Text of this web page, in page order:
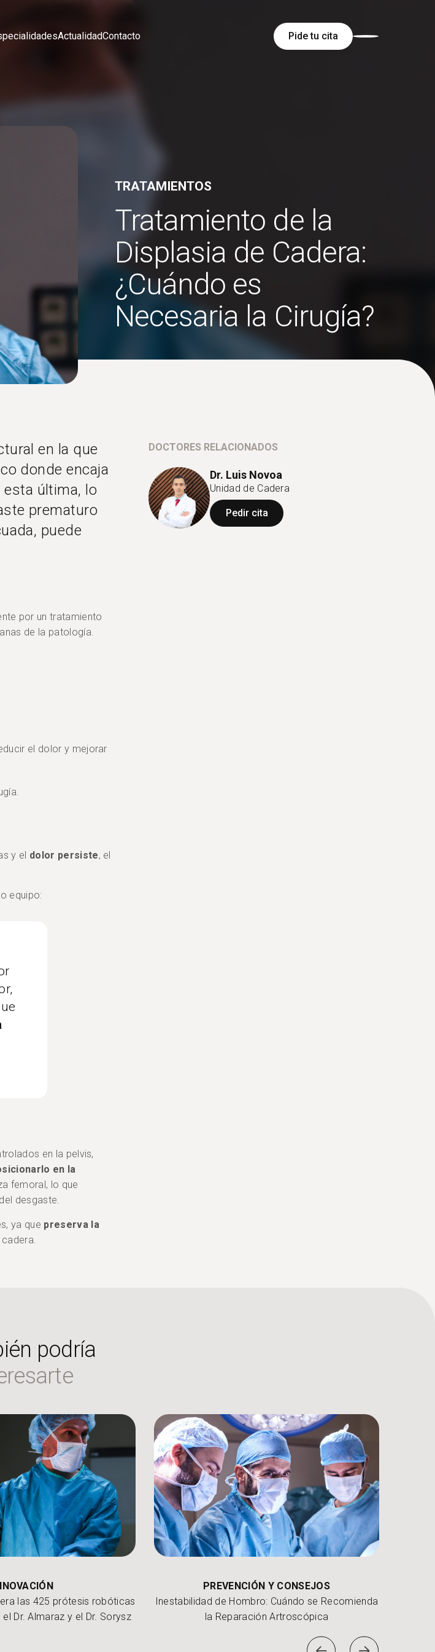
ActualidadContacto Pide tu cita
TRATAMIENTOS
Tratamiento de la
Displasia de Cadera:
¿Cuándo es
Necesaria la Cirugía?
en la que
donde encaja
esta última, lo
prematuro
puede
por un tratamiento
de la patología.
el dolor y mejorar
y el dolor persiste, el
equipo:
en la pelvis,
en la
femoral, lo que
desgaste.
ya que preserva la
DOCTORES RELACIONADOS
Dr. Luis Novoa
Unidad de Cadera
Pedir cita
podría
las 425 prótesis robóticas
Dr. Almaraz y el Dr. Sorysz
PREVENCIÓN Y CONSEJOS
Inestabilidad de Hombro: Cuándo se Recomienda
la Reparación Artroscópica